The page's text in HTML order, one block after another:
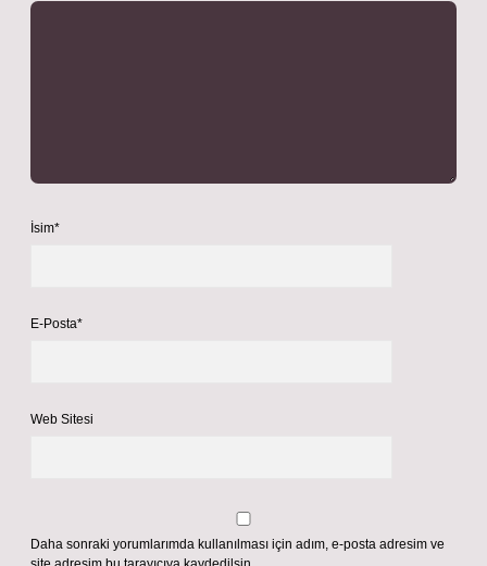
İsim*
E-Posta*
Web Sitesi
Daha sonraki yorumlarımda kullanılması için adım, e-posta adresim ve